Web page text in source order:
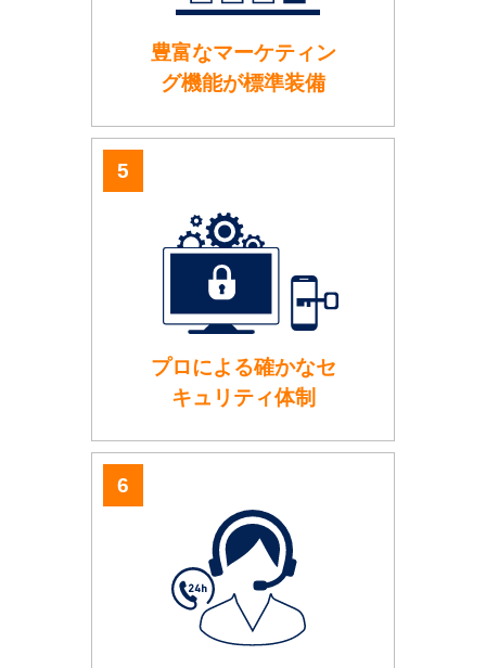
豊富なマーケティン
グ機能が標準装備
プロによる確かなセ
キュリティ体制